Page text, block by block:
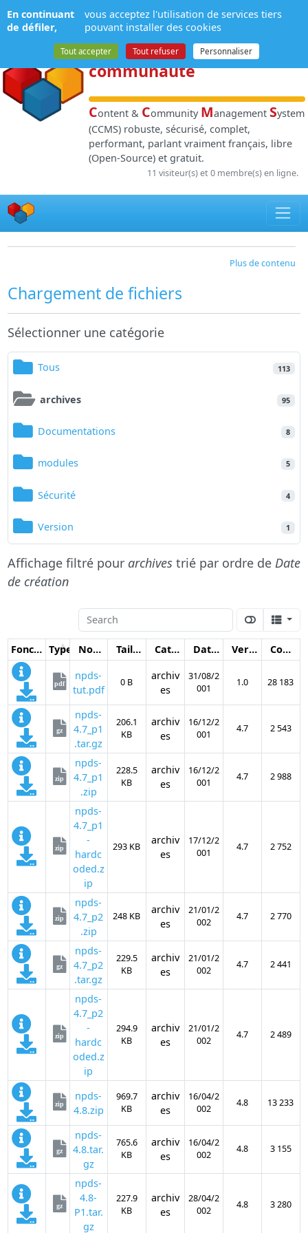
NPDS:Gestion de
contenuet de
communauté
Content & Community Management System
(CCMS) robuste, sécurisé, complet,
performant, parlant vraiment français, libre
(Open-Source) et gratuit.
11 visiteur(s) et 0 membre(s) en ligne.
Plus de contenu
Chargement de fichiers
Sélectionner une catégorie
Tous 113
archives 95
Documentations 8
modules 5
Sécurité 4
Version 1
Affichage filtré pour archivestrié par ordre de Date
de création
Fonctions Type Nom Taille Catégorie Date Version Compteur
pdf
npds-
tut.pdf
0 B
archiv
es
31/08/2
001
1.0 28 183
gz
npds-
4.7_p1
.tar.gz
206.1
KB
archiv
es
16/12/2
001
4.7 2 543
zip
npds-
4.7_p1
.zip
228.5
KB
archiv
es
16/12/2
001
4.7 2 988
zip
npds-
4.7_p1
-
hardc
oded.z
ip
293 KB
archiv
es
17/12/2
001
4.7 2 752
zip
npds-
4.7_p2
.zip
248 KB
archiv
es
21/01/2
002
4.7 2 770
gz
npds-
4.7_p2
.tar.gz
229.5
KB
archiv
es
21/01/2
002
4.7 2 441
zip
npds-
4.7_p2
-
hardc
oded.z
ip
294.9
KB
archiv
es
21/01/2
002
4.7 2 489
zip
npds-
4.8.zip
969.7
KB
archiv
es
16/04/2
002
4.8 13 233
gz
npds-
4.8.tar.
gz
765.6
KB
archiv
es
16/04/2
002
4.8 3 155
gz
npds-
4.8-
P1.tar.
gz
227.9
KB
archiv
es
28/04/2
002
4.8 3 280
Panneau de gestion des cookies
En continuant
de défiler,
vous acceptez l'utilisation de services tiers
pouvant installer des cookies
Tout accepter Tout refuser Personnaliser